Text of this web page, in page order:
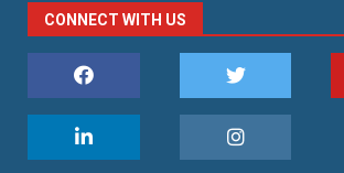
CONNECT WITH US